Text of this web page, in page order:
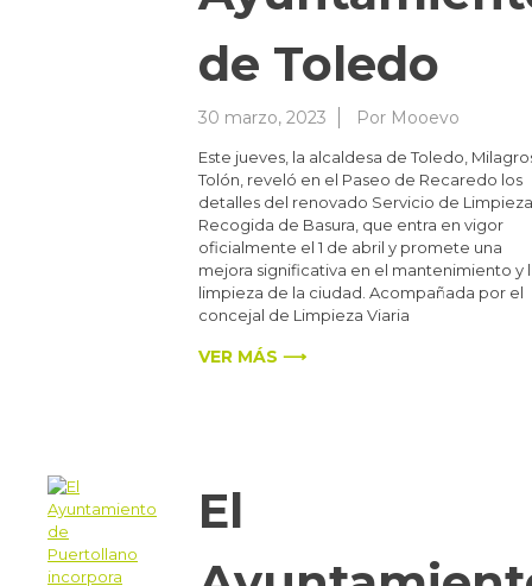
de Toledo
30 marzo, 2023 Por Mooevo
Este jueves, la alcaldesa de Toledo,
Tolón, reveló en el Paseo de Recaredo los
detalles del renovado Servicio de
Recogida de Basura, que entra en vigor
oficialmente el 1 de abril y promete una
mejora significativa en el mantenimiento y
limpieza de la ciudad. Acompañada por el
concejal de Limpieza Viaria
VER MÁS ⟶
El